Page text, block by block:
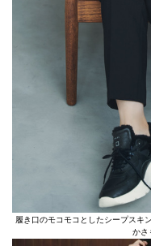
履き口のモコモコとしたシープスキ
かさ